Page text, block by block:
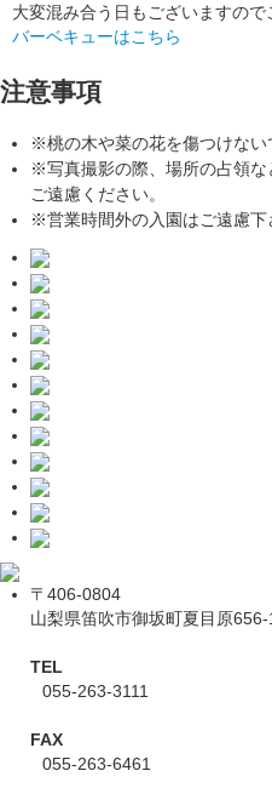
大変混み合う日もございますので
バーベキューはこちら
注意事項
※桃の木や菜の花を傷つけない
※写真撮影の際、場所の占領
ご遠慮ください。
※営業時間外の入園はご遠慮下
〒406-0804
山梨県笛吹市御坂町夏目原656-
TEL
055-263-3111
FAX
055-263-6461